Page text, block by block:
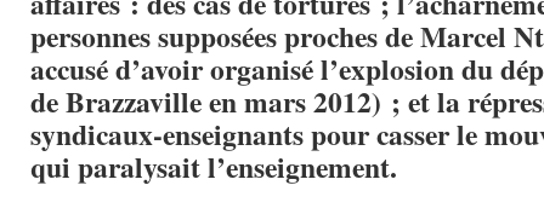
personnes supposées proches de Marcel
accusé d’avoir organisé l’explosion du
de Brazzaville en mars 2012) ; et la
syndicaux-enseignants pour casser le
qui paralysait l’enseignement.